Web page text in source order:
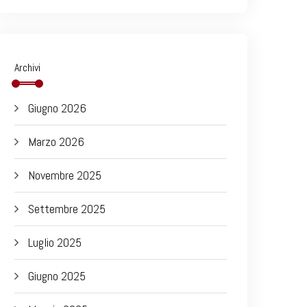
Archivi
Giugno 2026
Marzo 2026
Novembre 2025
Settembre 2025
Luglio 2025
Giugno 2025